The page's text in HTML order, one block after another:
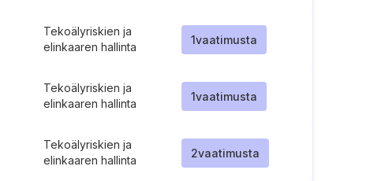
Tekoälyriskien ja
elinkaaren hallinta
1vaatimusta
Tekoälyriskien ja
elinkaaren hallinta
1vaatimusta
Tekoälyriskien ja
elinkaaren hallinta
2vaatimusta